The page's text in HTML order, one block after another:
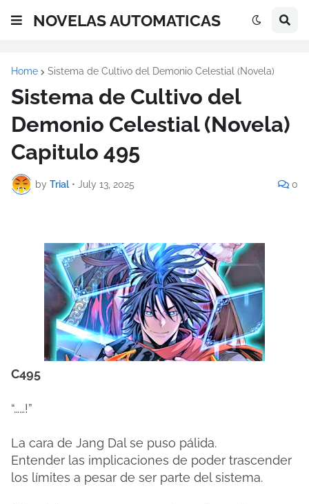
NOVELAS AUTOMATICAS
Home Sistema de Cultivo del Demonio Celestial (Novela)
Sistema de Cultivo del
Demonio Celestial (Novela)
Capitulo 495
by Trial • July 13, 2025 0
C495
“……!”
La cara de Jang Dal se puso pálida.
Entender las implicaciones de poder trascender
los límites a pesar de ser parte del sistema.